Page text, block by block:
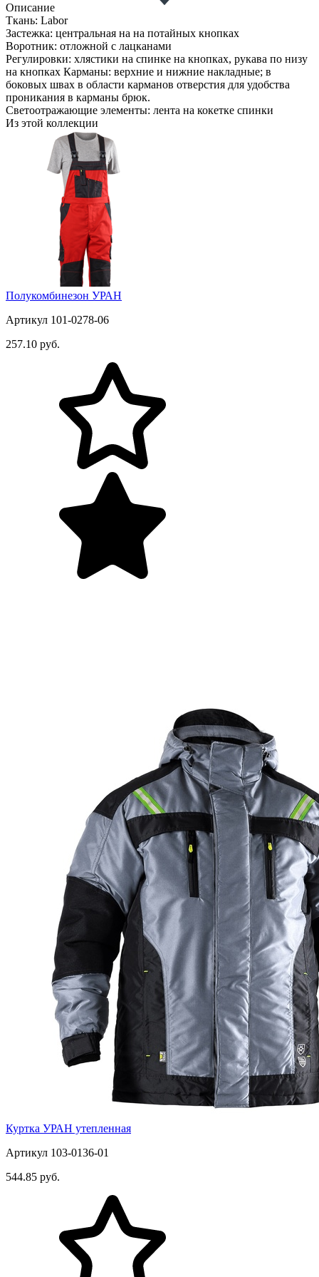
Описание
Ткань: Labor
Застежка: центральная на на потайных кнопках
Воротник: отложной с лацканами
Регулировки: хлястики на спинке на кнопках, рукава по низу
на кнопках Карманы: верхние и нижние накладные; в
боковых швах в области карманов отверстия для удобства
проникания в карманы брюк.
Светоотражающие элементы: лента на кокетке спинки
Из этой коллекции
Полукомбинезон УРАН
Артикул 101-0278-06
257.10 руб.
Куртка УРАН утепленная
Артикул 103-0136-01
544.85 руб.